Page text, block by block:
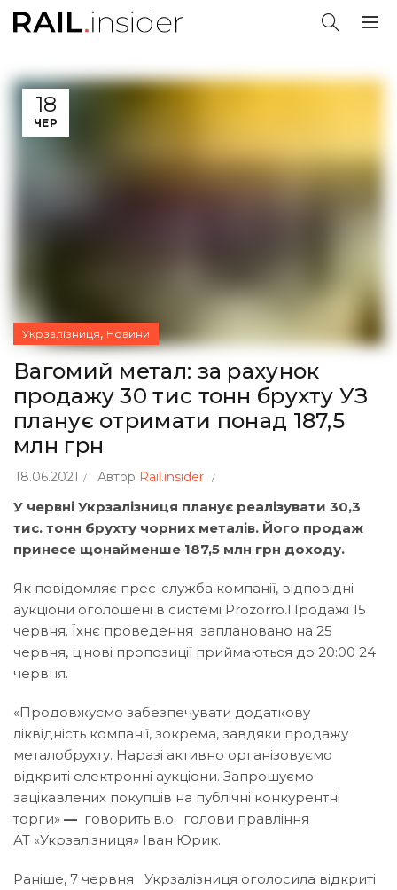
18
ЧЕР
Укрзалізниця, Новини
Вагомий метал: за рахунок
продажу 30 тис тонн брухту УЗ
планує отримати понад 187,5
млн грн
18.06.2021 Автор Rail.insider
У червні Укрзалізниця планує реалізувати 30,3
тис. тонн брухту чорних металів. Його продаж
принесе щонайменше 187,5 млн грн доходу.
Як повідомляє прес-служба компанії, відповідні
аукціони оголошені в системі Prozorro.Продажі 15
червня. Їхнє проведення заплановано на 25
червня, цінові пропозиції приймаються до 20:00 24
червня.
«Продовжуємо забезпечувати додаткову
ліквідність компанії, зокрема, завдяки продажу
металобрухту. Наразі активно організовуємо
відкриті електронні аукціони. Запрошуємо
зацікавлених покупців на публічні конкурентні
торги» — говорить в.о. голови правління
АТ «Укрзалізниця» Іван Юрик.
Раніше, 7 червня Укрзалізниця оголосила відкриті